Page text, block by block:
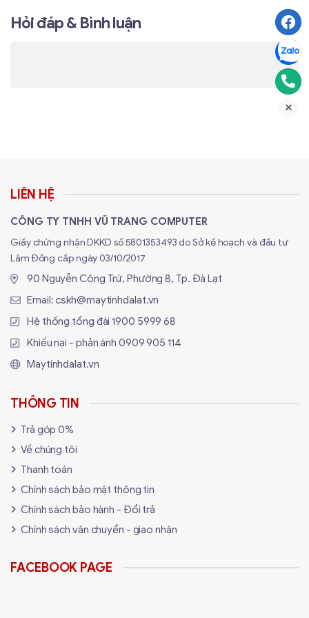
giác thoải mái và thoáng mát cho người dùng. Lưng ghế
sử dụng đệm nguyên chất, tạo độ êm ái vượt trội và
thiết kế lỗ thoáng khí giúp giảm nhiệt tích tụ khi sử dụng
Chất liệu Da PU
Ghế: 127*133*69cm
Đệm: 37*54cm
Trục thuỷ lực: Class 4
Bệ đỡ: Kiểu cánh bướm
Tay nâng đỡ Kiểu 3D
Phụ kiện đi kèm:
Hỏi đáp & Bình luận
LIÊN HỆ
CÔNG TY TNHH VŨ TRANG COMPUTER
Giấy chứng nhận DKKD số 5801353493 do Sở kế hoạch và đầu tư
Lâm Đồng cấp ngày 03/10/2017
90 Nguyễn Công Trứ, Phường 8, Tp. Đà Lạt
Email:cskh@maytinhdalat.vn
Hệ thống tổng đài1900 5999 68
Khiếu nại - phản ánh 0909 905 114
Maytinhdalat.vn
THÔNG TIN
Trả góp 0%
Về chúng tôi
Thanh toán
Chính sách bảo mật thông tin
Chính sách bảo hành - Đổi trả
Chính sách vận chuyển - giao nhận
FACEBOOK PAGE